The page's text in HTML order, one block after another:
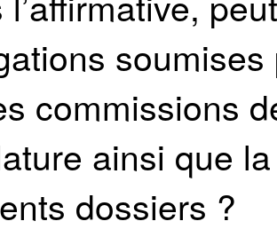
soumises
commissions
ainsi que
dossiers ?